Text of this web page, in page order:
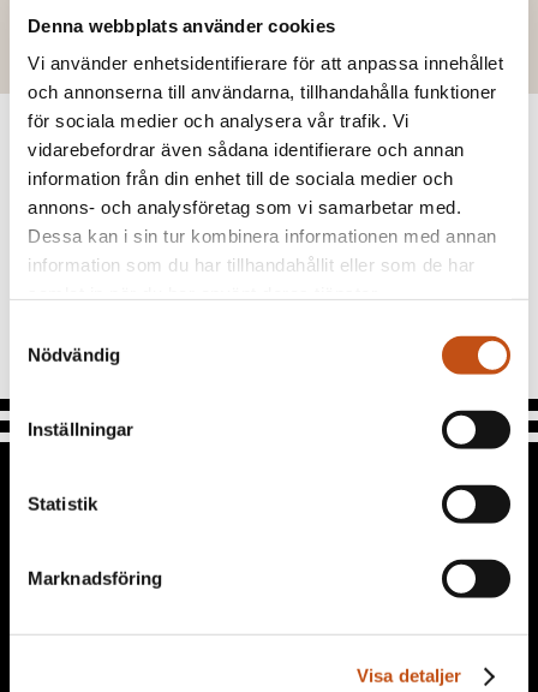
Denna webbplats använder cookies
Vi använder enhetsidentifierare för att anpassa innehållet
och annonserna till användarna, tillhandahålla funktioner
för sociala medier och analysera vår trafik. Vi
vidarebefordrar även sådana identifierare och annan
information från din enhet till de sociala medier och
annons- och analysföretag som vi samarbetar med.
Dessa kan i sin tur kombinera informationen med annan
information som du har tillhandahållit eller som de har
Nödvändig
Inställningar
Statistik
Marknadsföring
Visa detaljer
PRENUMERERA
Vill du avregistrera dig? Klicka på länken
Avregistrera som du hittar längst ner i
08-720 85 00